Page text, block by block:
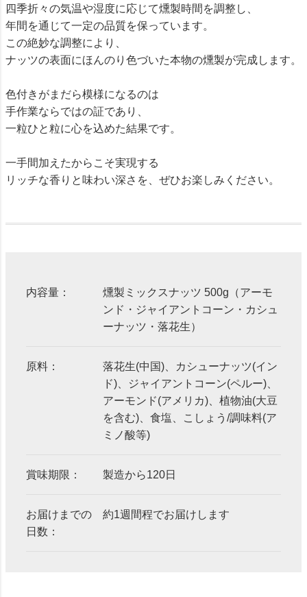
四季折々の気温や湿度に応じて燻製時間を調整し、
年間を通じて一定の品質を保っています。
この絶妙な調整により、
ナッツの表面にほんのり色づいた本物の燻製が完成します。
色付きがまだら模様になるのは
手作業ならではの証であり、
一粒ひと粒に心を込めた結果です。
一手間加えたからこそ実現する
リッチな香りと味わい深さを、ぜひお楽しみください。
内容量：
燻製ミックスナッツ 500g（アーモ
ンド・ジャイアントコーン・カシュ
ーナッツ・落花生）
原料：
落花生(中国)、カシューナッツ(イン
ド)、ジャイアントコーン(ペルー)、
アーモンド(アメリカ)、植物油(大豆
を含む)、食塩、こしょう/調味料(ア
ミノ酸等)
賞味期限： 製造から120日
お届けまでの
日数：
約1週間程でお届けします